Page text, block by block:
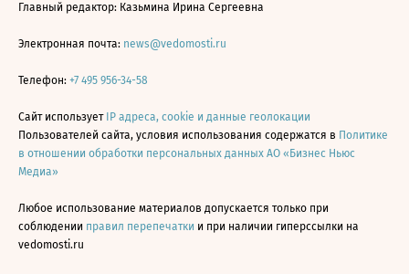
Главный редактор: Казьмина Ирина Сергеевна
Электронная почта: news@vedomosti.ru
Телефон: +7 495 956-34-58
Сайт использует IP адреса, cookie и данные геолокации
Пользователей сайта, условия использования содержатся в Политике
в отношении обработки персональных данных АО «Бизнес Ньюс
Медиа»
Любое использование материалов допускается только при
соблюдении правил перепечатки и при наличии гиперссылки на
vedomosti.ru